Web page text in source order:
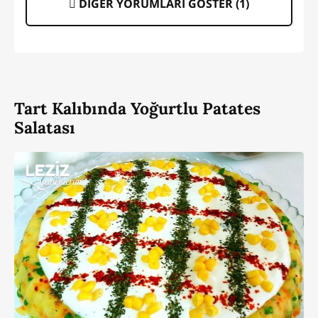
DİĞER YORUMLARI GÖSTER (1 )
Tart Kalıbında Yoğurtlu Patates
Salatası